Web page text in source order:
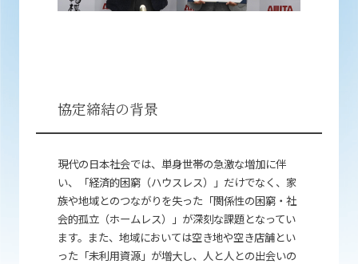
協定締結の背景
現代の日本社会では、単身世帯の急激な増加に伴
い、「経済的困窮（ハウスレス）」だけでなく、家
族や地域とのつながりを失った「関係性の困窮・社
会的孤立（ホームレス）」が深刻な課題となってい
ます。また、地域においては空き地や空き店舗とい
った「未利用資源」が増大し、人と人との出会いの